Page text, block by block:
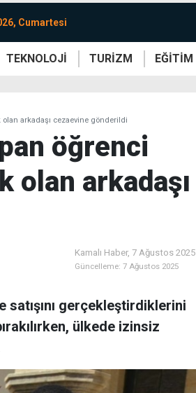
Cumartesi
TEKNOLOJİ TURİZM EĞİTİM
olan arkadaşı cezaevine gönderildi
öğrenci
olan arkadaşı
Kamalı Haber, 7 Ağustos 2025
Güncelleme: 7 Ağustos 2025
gerçekleştirdiklerini
ülkede izinsiz